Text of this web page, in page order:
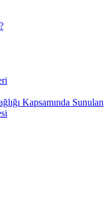
Kapsamında Sunulan